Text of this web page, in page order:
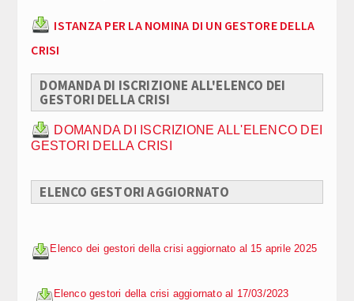
ISTANZA PER LA NOMINA DI UN GESTORE DELLA
CRISI
DOMANDA DI ISCRIZIONE ALL'ELENCO DEI
GESTORI DELLA CRISI
DOMANDA DI ISCRIZIONE ALL'ELENCO DEI
GESTORI DELLA CRISI
ELENCO GESTORI AGGIORNATO
Elenco dei gestori della crisi aggiornato al 15 aprile 2025
Elenco gestori della crisi aggiornato al 17/03/2023